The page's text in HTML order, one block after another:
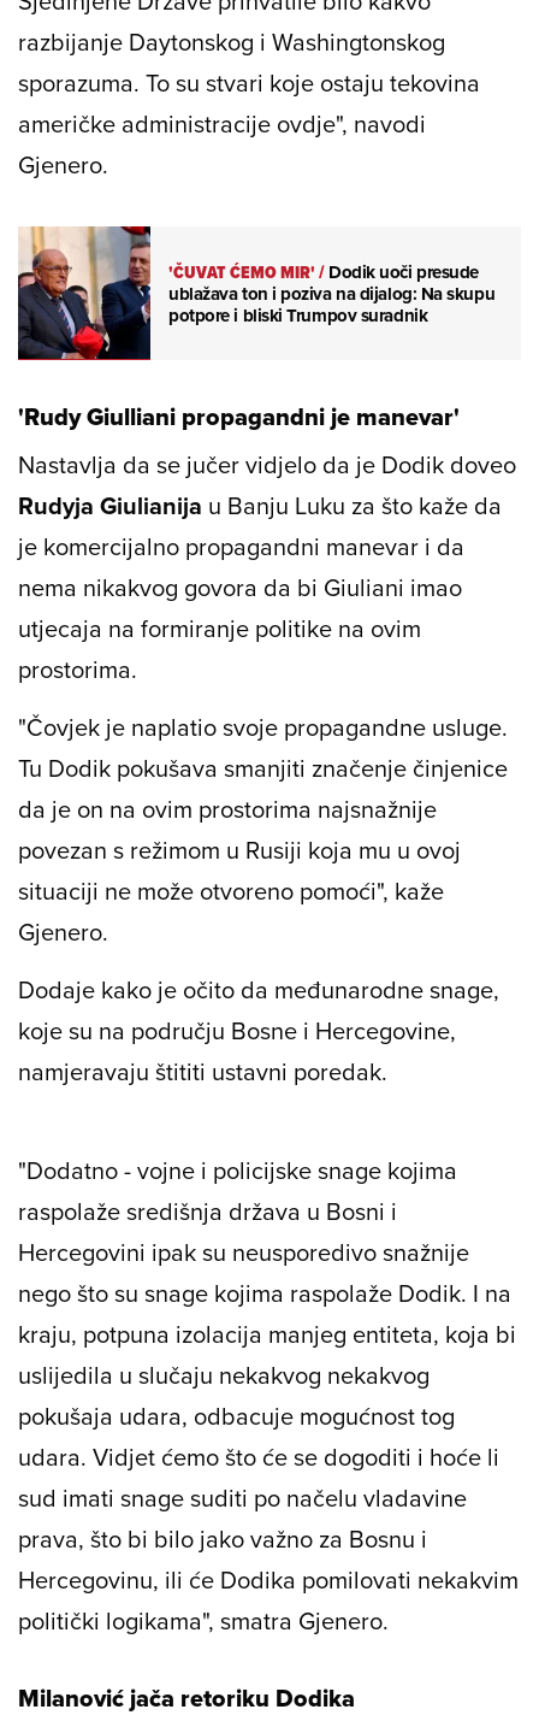
razbijanje Daytonskog i Washingtonskog
sporazuma. To su stvari koje ostaju tekovina
američke administracije ovdje", navodi
Gjenero.
'ČUVAT ĆEMO MIR'/Dodik uoči presude
ublažava ton i poziva na dijalog: Na skupu
potpore i bliski Trumpov suradnik
'Rudy Giulliani propagandni je manevar'
Nastavlja da se jučer vidjelo da je Dodik doveo
Rudyja Giulianija u Banju Luku za što kaže da
je komercijalno propagandni manevar i da
nema nikakvog govora da bi Giuliani imao
utjecaja na formiranje politike na ovim
prostorima.
"Čovjek je naplatio svoje propagandne usluge.
Tu Dodik pokušava smanjiti značenje činjenice
da je on na ovim prostorima najsnažnije
povezan s režimom u Rusiji koja mu u ovoj
situaciji ne može otvoreno pomoći", kaže
Gjenero.
Dodaje kako je očito da međunarodne snage,
koje su na području Bosne i Hercegovine,
namjeravaju štititi ustavni poredak.
"Dodatno - vojne i policijske snage kojima
raspolaže središnja država u Bosni i
Hercegovini ipak su neusporedivo snažnije
nego što su snage kojima raspolaže Dodik. I na
kraju, potpuna izolacija manjeg entiteta, koja bi
uslijedila u slučaju nekakvog nekakvog
pokušaja udara, odbacuje mogućnost tog
udara. Vidjet ćemo što će se dogoditi i hoće li
sud imati snage suditi po načelu vladavine
prava, što bi bilo jako važno za Bosnu i
Hercegovinu, ili će Dodika pomilovati nekakvim
politički logikama", smatra Gjenero.
Milanović jača retoriku Dodika